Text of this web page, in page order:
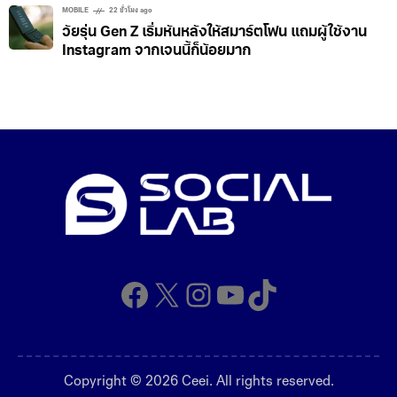
MOBILE 22 ชั่วโมง ago
วัยรุ่น Gen Z เริ่มหันหลังให้สมาร์ตโฟน แถมผู้ใช้งาน
Instagram จากเจนนี้ก็น้อยมาก
Facebook
X Instagram
YouTube
TikTok
Copyright © 2026 Ceei. All rights reserved.